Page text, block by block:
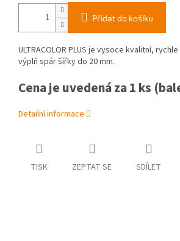
Přidat do košíku
ULTRACOLOR PLUS je vysoce kvalitní,
výplň spár šířky do 20 mm.
Cena je uvedená za 1 ks
Detailní informace
TISK ZEPTAT SE SDÍLET